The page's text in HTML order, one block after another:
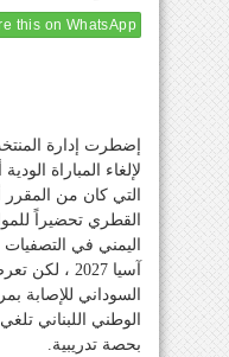
this on WhatsApp
إضطرت إدارة
لإلغاء المباراة
التي كان من
القطري تحضيراً
اليمني في التصفيات
آسيا 2027
السوداني للإصابة
الوطني اللبناني
بحصة تدريبية.